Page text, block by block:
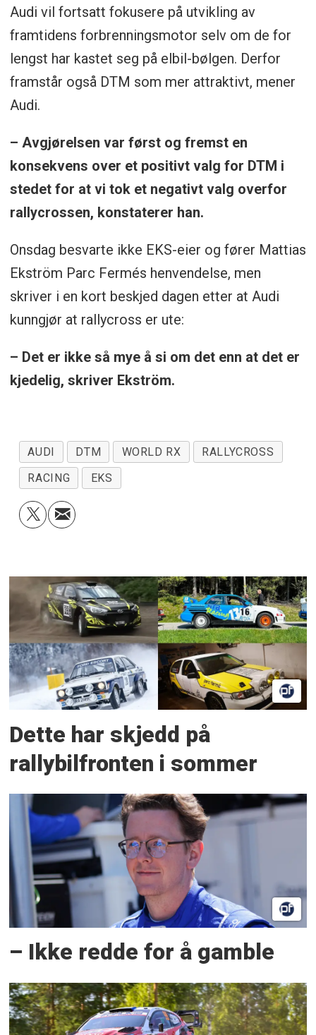
Audi vil fortsatt fokusere på utvikling av
framtidens forbrenningsmotor selv om de for
lengst har kastet seg på elbil-bølgen. Derfor
framstår også DTM som mer attraktivt, mener
Audi.
– Avgjørelsen var først og fremst en
konsekvens over et positivt valg for DTM i
stedet for at vi tok et negativt valg overfor
rallycrossen, konstaterer han.
Onsdag besvarte ikke EKS-eier og fører Mattias
Ekström Parc Fermés henvendelse, men
skriver i en kort beskjed dagen etter at Audi
kunngjør at rallycross er ute:
– Det er ikke så mye å si om det enn at det er
kjedelig, skriver Ekström.
AUDI DTM WORLD RX
RALLYCROSS
RACING
EKS
Dette har skjedd på
rallybilfronten i sommer
– Ikke redde for å gamble